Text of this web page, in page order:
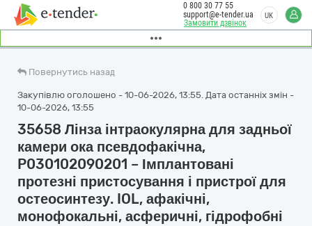
Замовити дзвінок
0 800 30 77 55
support@e-tender.ua
UK
Повернутись назад
Закупівлю оголошено - 10-06-2026, 13:55. Дата останніх змін -
10-06-2026, 13:55
35658 Лінза інтраокулярна для задньої
камери ока псевдофакічна,
P030102090201 – Імплантовані
протезні пристосування і пристрої для
остеосинтезу. IOL, афакічні,
монофокальні, асферичні, гідрофобні